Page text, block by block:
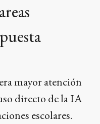
mayor atención
directo de la IA
escolares.